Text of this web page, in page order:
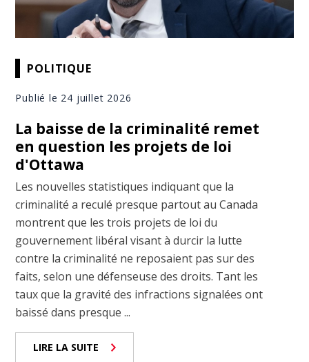
POLITIQUE
Publié le 24 juillet 2026
La baisse de la criminalité remet
en question les projets de loi
d'Ottawa
Les nouvelles statistiques indiquant que la
criminalité a reculé presque partout au Canada
montrent que les trois projets de loi du
gouvernement libéral visant à durcir la lutte
contre la criminalité ne reposaient pas sur des
faits, selon une défenseuse des droits. Tant les
taux que la gravité des infractions signalées ont
baissé dans presque ...
LIRE LA SUITE